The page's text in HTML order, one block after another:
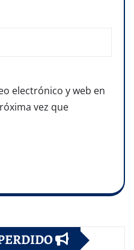
electrónico y web en
vez que